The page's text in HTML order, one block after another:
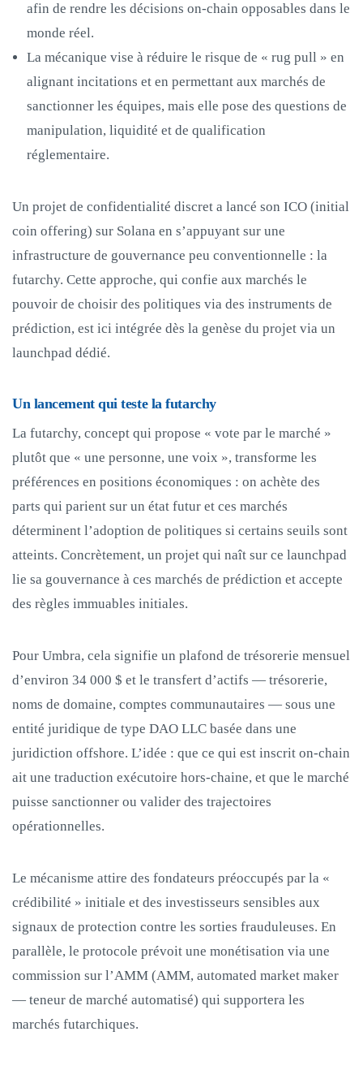
afin de rendre les décisions on‑chain opposables dans le
monde réel.
La mécanique vise à réduire le risque de « rug pull » en
alignant incitations et en permettant aux marchés de
sanctionner les équipes, mais elle pose des questions de
manipulation, liquidité et de qualification
réglementaire.
Un projet de confidentialité discret a lancé son ICO (initial
coin offering) sur Solana en s’appuyant sur une
infrastructure de gouvernance peu conventionnelle : la
futarchy. Cette approche, qui confie aux marchés le
pouvoir de choisir des politiques via des instruments de
prédiction, est ici intégrée dès la genèse du projet via un
launchpad dédié.
Un lancement qui teste la futarchy
La futarchy, concept qui propose « vote par le marché »
plutôt que « une personne, une voix », transforme les
préférences en positions économiques : on achète des
parts qui parient sur un état futur et ces marchés
déterminent l’adoption de politiques si certains seuils sont
atteints. Concrètement, un projet qui naît sur ce launchpad
lie sa gouvernance à ces marchés de prédiction et accepte
des règles immuables initiales.
Pour Umbra, cela signifie un plafond de trésorerie mensuel
d’environ 34 000 $ et le transfert d’actifs — trésorerie,
noms de domaine, comptes communautaires — sous une
entité juridique de type DAO LLC basée dans une
juridiction offshore. L’idée : que ce qui est inscrit on‑chain
ait une traduction exécutoire hors‑chaine, et que le marché
puisse sanctionner ou valider des trajectoires
opérationnelles.
Le mécanisme attire des fondateurs préoccupés par la «
crédibilité » initiale et des investisseurs sensibles aux
signaux de protection contre les sorties frauduleuses. En
parallèle, le protocole prévoit une monétisation via une
commission sur l’AMM (AMM, automated market maker
— teneur de marché automatisé) qui supportera les
marchés futarchiques.